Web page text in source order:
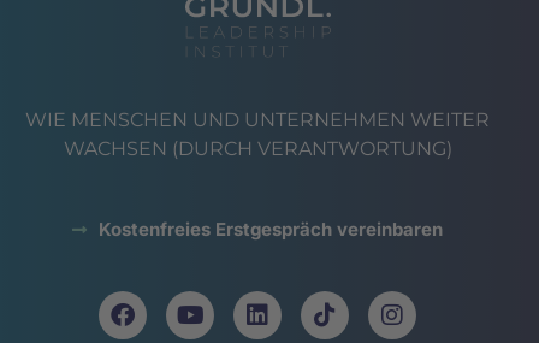
WIE MENSCHEN UND UNTERNEHMEN WEITER
WACHSEN (DURCH VERANTWORTUNG)
Kostenfreies Erstgespräch vereinbaren